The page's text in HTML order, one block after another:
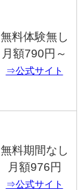
無料体験無し
月額790円～
⇒公式サイト
無料期間なし
月額976円
⇒公式サイト